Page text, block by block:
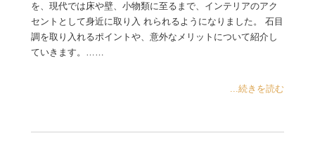
を、現代では床や壁、小物類に至るまで、インテリアのアク
セントとして身近に取り入 れられるようになりました。 石目
調を取り入れるポイントや、意外なメリットについて紹介し
ていきます。……
...続きを読む